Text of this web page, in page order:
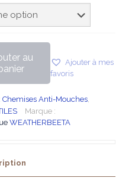
au
Ajouter à mes
favoris
Chemises Anti-Mouches,
Marque :
WEATHERBEETA